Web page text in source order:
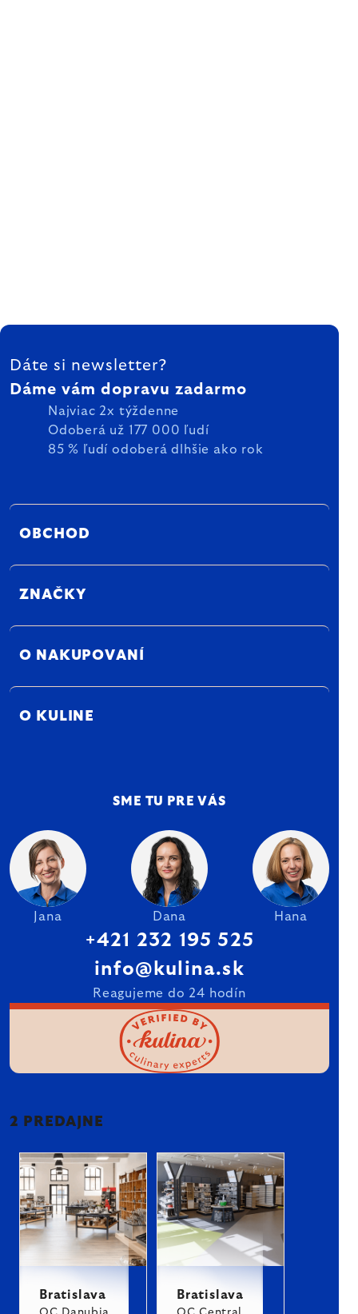
ZÁPÄTIE
Dáte si newsletter?
Dáme vám dopravu zadarmo
Najviac 2x týždenne
Odoberá už 177 000 ľudí
85 % ľudí odoberá dlhšie ako rok
OBCHOD
ZNAČKY
O NAKUPOVANÍ
O KULINE
SME TU PRE VÁS
Jana Dana Hana
+421 232 195 525
info@kulina.sk
Reagujeme do 24 hodín
2 PREDAJNE
Bratislava Bratislava